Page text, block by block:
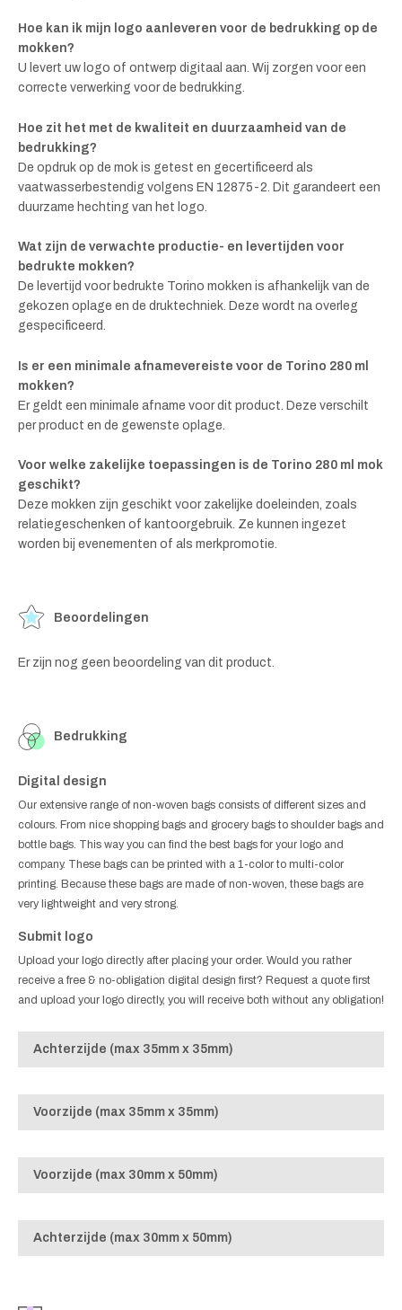
Hoe kan ik mijn logo aanleveren voor de bedrukking op de
mokken?
U levert uw logo of ontwerp digitaal aan. Wij zorgen voor een
correcte verwerking voor de bedrukking.
Hoe zit het met de kwaliteit en duurzaamheid van de
bedrukking?
De opdruk op de mok is getest en gecertificeerd als
vaatwasserbestendig volgens EN 12875-2. Dit garandeert een
duurzame hechting van het logo.
Wat zijn de verwachte productie- en levertijden voor
bedrukte mokken?
De levertijd voor bedrukte Torino mokken is afhankelijk van de
gekozen oplage en de druktechniek. Deze wordt na overleg
gespecificeerd.
Is er een minimale afnamevereiste voor de Torino 280 ml
mokken?
Er geldt een minimale afname voor dit product. Deze verschilt
per product en de gewenste oplage.
Voor welke zakelijke toepassingen is de Torino 280 ml mok
geschikt?
Deze mokken zijn geschikt voor zakelijke doeleinden, zoals
relatiegeschenken of kantoorgebruik. Ze kunnen ingezet
worden bij evenementen of als merkpromotie.
Beoordelingen
Er zijn nog geen beoordeling van dit product.
Bedrukking
Digital design
Our extensive range of non-woven bags consists of different sizes and
colours. From nice shopping bags and grocery bags to shoulder bags and
bottle bags. This way you can find the best bags for your logo and
company. These bags can be printed with a 1-color to multi-color
printing. Because these bags are made of non-woven, these bags are
very lightweight and very strong.
Submit logo
Upload your logo directly after placing your order. Would you rather
receive a free & no-obligation digital design first? Request a quote first
and upload your logo directly, you will receive both without any obligation!
Achterzijde (max 35mm x 35mm)
Voorzijde (max 35mm x 35mm)
Voorzijde (max 30mm x 50mm)
Achterzijde (max 30mm x 50mm)